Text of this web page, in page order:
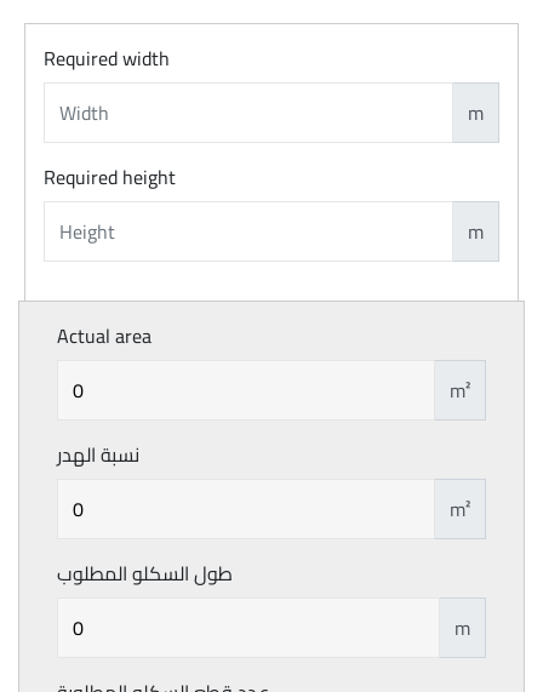
Required width
m
Required height
m
Actual area
m²
نسبة الهدر
m²
طول السكلو المطلوب
m